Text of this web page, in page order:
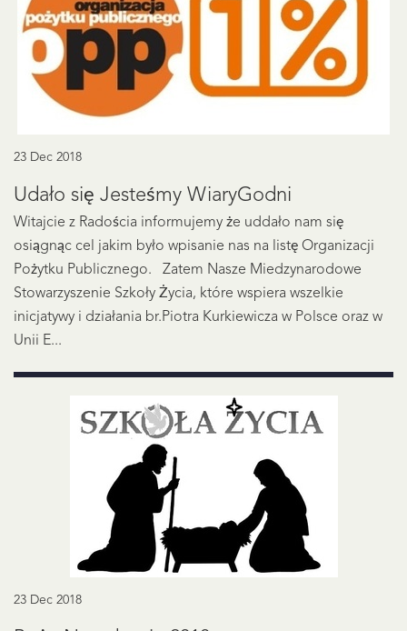
23 Dec 2018
Udało się Jesteśmy WiaryGodni
Witajcie z Radościa informujemy że uddało nam się
osiągnąc cel jakim było wpisanie nas na listę Organizacji
Pożytku Publicznego. Zatem Nasze Miedzynarodowe
Stowarzyszenie Szkoły Życia, które wspiera wszelkie
inicjatywy i działania br.Piotra Kurkiewicza w Polsce oraz w
Unii E...
23 Dec 2018